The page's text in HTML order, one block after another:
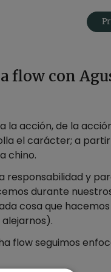
flow con
la acción, de la
el carácter; a
chino.
responsabilidad y
durante
cosa que
flow seguimos
skandasana, una